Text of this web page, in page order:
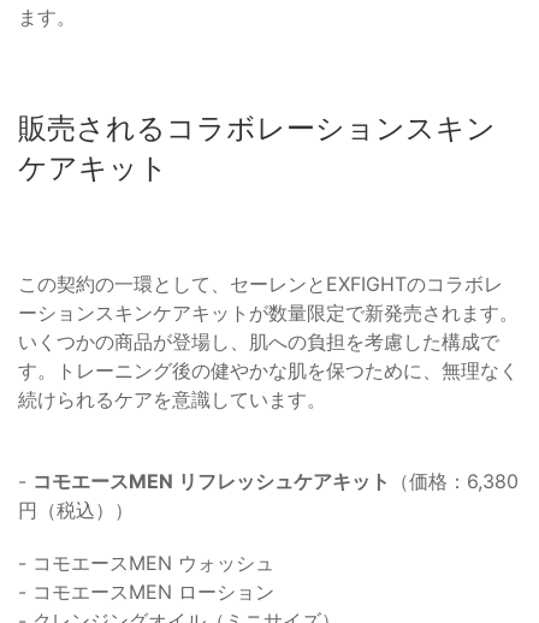
ます。
販売されるコラボレーションスキン
ケアキット
この契約の一環として、セーレンとEXFIGHTのコラボレ
ーションスキンケアキットが数量限定で新発売されます。
いくつかの商品が登場し、肌への負担を考慮した構成で
す。トレーニング後の健やかな肌を保つために、無理なく
続けられるケアを意識しています。
- コモエースMEN リフレッシュケアキット
（価格：6,380
円（税込））
- コモエースMEN ウォッシュ
- コモエースMEN ローション